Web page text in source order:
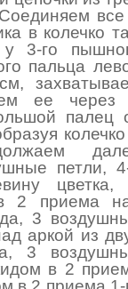
в колечко
у 3-го
пальца
ее через
палец
петли,
цветка,
2 приема
3
аркой из
3
в 2